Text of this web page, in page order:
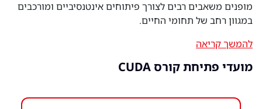
מופנים משאבים רבים לצורך פיתוחים אינטנסיביים ומורכבים
במגוון רחב של תחומי החיים.
להמשך קריאה
מועדי פתיחת קורס CUDA